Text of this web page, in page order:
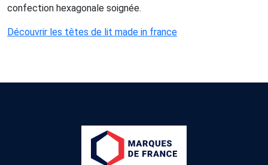
confection hexagonale soignée.
Découvrir les têtes de lit made in france